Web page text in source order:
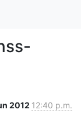
2012 12:40 p.m.